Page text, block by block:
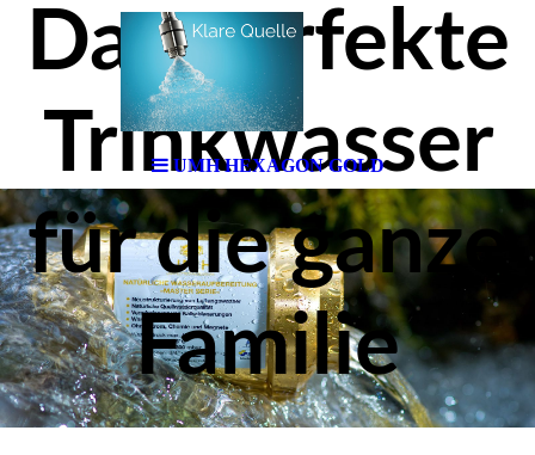
UMH HEXAGON GOLD
Das perfekte
Trinkwasser
für die ganze
Familie